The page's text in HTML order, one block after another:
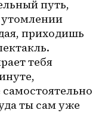
путь,
утомлении
приходишь
тебя
самостоятельно
ты сам уже